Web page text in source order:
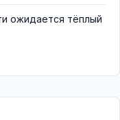
ожидается тёплый